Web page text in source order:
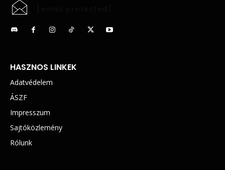
HASZNOS LINKEK
Adatvédelem
ÁSZF
Impresszum
Sajtóközlemény
Rólunk